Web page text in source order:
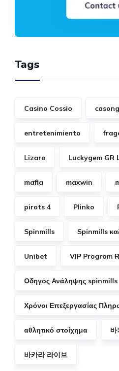
Tags
Casino Cossio
entretenimiento
Lizaro Luckygem GR
mafia maxwin
pirots 4 Plinko
Spinmills Spinmills
Unibet VIP Program
Οδηγός Ανάληψης spinmills
Χρόνοι Επεξεργασίας
αθλητικό στοίχημα 바
바카라 라이브